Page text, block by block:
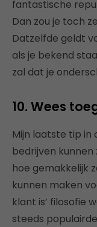
fantastische
Dan zou je toch
Datzelfde geldt
als je bekend
zal dat je
10. Wees
Mijn laatste tip in
bedrijven
hoe gemakkelijk
kunnen maken
klant is’ filosofie
steeds